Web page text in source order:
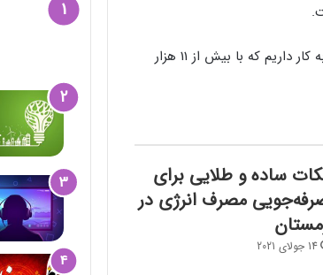
معاون وزیر کشاورزی ادامه داد: در حوزه صید و صیادی بیش از 140 هزار نفر مشغول به کار داریم که با بیش از 11 هزار
ساده و طلایی برای
مصرف انرژی در
14 جولای 2021